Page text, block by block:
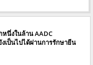
นึ่งในล้าน AADC
เป็นไปได้ผ่านการรักษายีน